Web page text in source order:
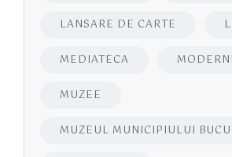
LANSARE DE CARTE
MEDIATECA
MUZEE
MUZEUL MUNICIPIULUI